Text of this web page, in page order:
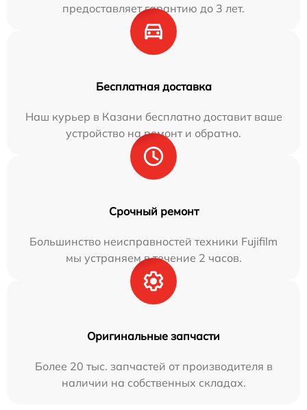
предоставляет гарантию до 3 лет.
Бесплатная доставка
Наш курьер в Казани бесплатно доставит ваше
устройство на ремонт и обратно.
Срочный ремонт
Большинство неисправностей техники Fujifilm
мы устраняем в течение 2 часов.
Оригинальные запчасти
Более 20 тыс. запчастей от производителя в
наличии на собственных складах.